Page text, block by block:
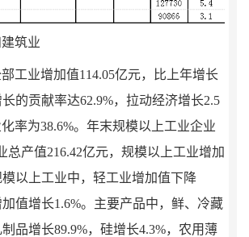
筑业
工业增加值114.05亿元，比上年增长
的贡献率达62.9%，拉动经济增长2.5
率为38.6%。年末规模以上工业企业
总产值216.42亿元，规模以上工业增加
以上工业中，轻工业增加值下降
值增长1.6%。主要产品中，鲜、冷藏
制品增长89.9%，硅增长4.3%，农用薄